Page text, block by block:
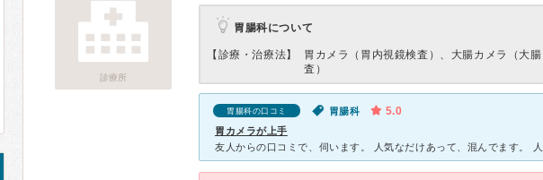
診療所
胃腸科について
【診療・治療法】
胃カメラ（胃内視鏡検査）、大腸カメラ（大
査）
胃腸科の口コミ 胃腸科 5.0
胃カメラが上手